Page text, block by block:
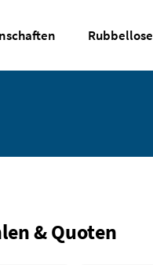
Rubbellose
& Quoten